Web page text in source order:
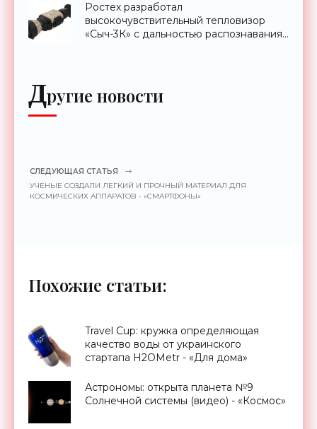
Ростех разработал
высокочувствительный тепловизор
«Сыч-3К» с дальностью распознавания
Другие новости
СЛЕДУЮЩАЯ СТАТЬЯ
УЧЕНЫЕ СОЗДАЛИ ЛЕГКИЙ И ПРОЧНЫЙ МАТЕРИАЛ ДЛЯ
КОСМИЧЕСКИХ АППАРАТОВ - «СМАРТФОНЫ»
Похожие статьи:
Travel Cup: кружка определяющая
качество воды от украинского
стартапа H2OMetr - «Для дома»
Астрономы: открыта планета №9
Солнечной системы (видео) - «Космос»